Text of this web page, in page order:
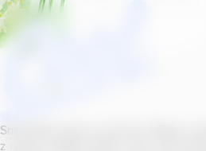
Smícháním piva s ovocnou šťávou
z našich sládků